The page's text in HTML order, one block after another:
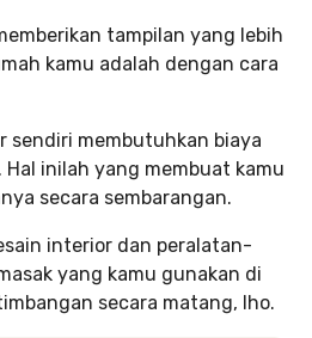
tampilan yang lebih
kamu adalah dengan cara
sendiri membutuhkan biaya
inilah yang membuat kamu
secara sembarangan.
interior dan peralatan-
yang kamu gunakan di
secara matang, lho.